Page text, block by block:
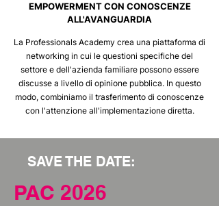
EMPOWERMENT CON CONOSCENZE
ALL'AVANGUARDIA
La Professionals Academy crea una piattaforma di
networking in cui le questioni specifiche del
settore e dell'azienda familiare possono essere
discusse a livello di opinione pubblica. In questo
modo, combiniamo il trasferimento di conoscenze
con l'attenzione all'implementazione diretta.
SAVE THE DATE:
PAC 2026